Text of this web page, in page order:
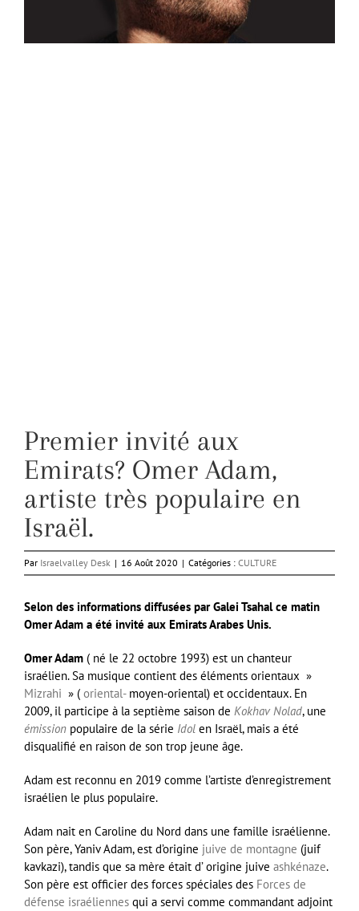
Premier invité aux
Emirats? Omer Adam,
artiste très populaire en
Israël.
Par Israelvalley Desk | 16 Août 2020 | Catégories : CULTURE
Selon des informations diffusées par Galei Tsahal ce matin
Omer Adam a été invité aux Emirats Arabes Unis.
Omer Adam ( né le 22 octobre 1993) est un chanteur
israélien. Sa musique contient des éléments orientaux »
Mizrahi » ( oriental-moyen-oriental) et occidentaux. En
2009, il participe à la septième saison de Kokhav Nolad, une
émission populaire de la série Idol en Israël, mais a été
disqualifié en raison de son trop jeune âge.
Adam est reconnu en 2019 comme l’artiste d’enregistrement
israélien le plus populaire.
Adam nait en Caroline du Nord dans une famille israélienne.
Son père, Yaniv Adam, est d’origine juive de montagne (juif
kavkazi), tandis que sa mère était d’ origine juive ashkénaze.
Son père est officier des forces spéciales des Forces de
défense israéliennes qui a servi comme commandant adjoint